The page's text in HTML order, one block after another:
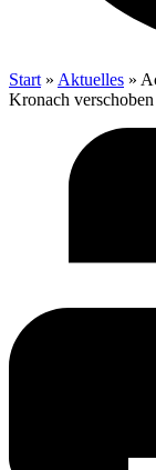
Start » Aktu­el­les »
Kro­nach verschoben